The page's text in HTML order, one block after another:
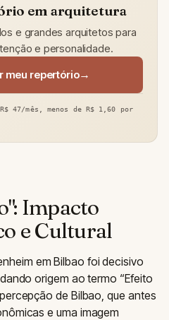
em arquitetura
e grandes arquitetos para
e personalidade.
meu repertório
47/mês, menos de R$ 1,60 por
Impacto
e Cultural
em Bilbao foi decisivo
origem ao termo “Efeito
de Bilbao, que antes
e uma imagem